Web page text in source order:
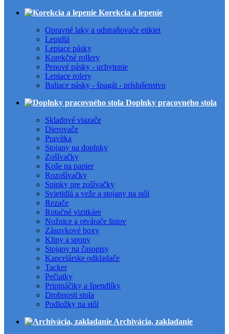
Korekcia a lepenie
Opravné laky a odstraňovače etikiet
Lepidlá
Lepiace pásky
Korekčné rollery
Penové pásky - uchytenie
Lepiace rolery
Baliace pásky - špagát - príslušenstvo
Doplnky pracovného stola
Skladové viazače
Dierovače
Pravítka
Stojany na doplnky
Zošívačky
Koše na papier
Rozošívačky
Spinky pre zošívačky
Svietidlá a veže a stojany na stôl
Rezače
Rotačné vizitkáre
Nožnice a otvárače listov
Zásuvkové boxy
Klipy a spony
Stojany na časopisy
Kancelárske odkladače
Tacker
Pečiatky
Pripináčiky a špendlíky
Drobnosti stola
Podložky na stôl
Archivácia, zakladanie